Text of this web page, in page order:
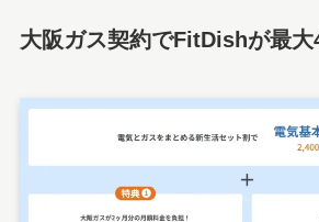
大阪ガス契約でFitDishが最